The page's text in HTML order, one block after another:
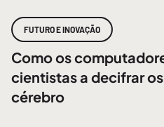
FUTURO E INOVAÇÃO
Como os
cientistas a decifrar
cérebro